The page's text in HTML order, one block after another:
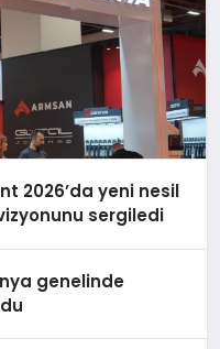
2026’da yeni nesil
sergiledi
genelinde